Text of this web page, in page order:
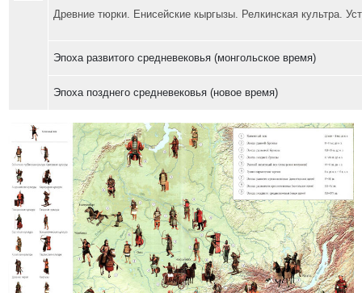
Древние тюрки. Енисейские кыргызы. Релкинская культра.
Эпоха развитого средневековья (монгольское время)
Эпоха позднего средневековья (новое время)